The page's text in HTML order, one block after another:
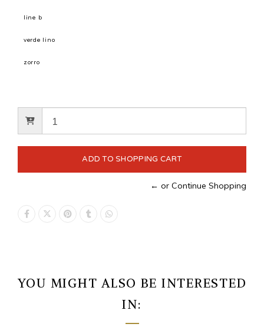
line b
verde lino
zorro
← or Continue Shopping
YOU MIGHT ALSO BE INTERESTED
IN: